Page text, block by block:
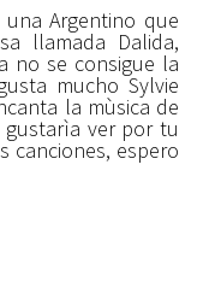
una Argentino que
llamada Dalida,
no se consigue la
mucho Sylvie
la mùsica de
gustarìa ver por tu
canciones, espero